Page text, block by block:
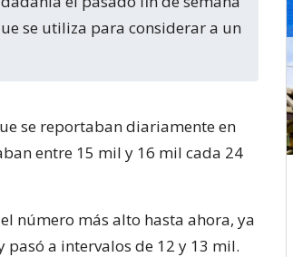
se utiliza para considerar a un
se reportaban diariamente en
entre 15 mil y 16 mil cada 24
número más alto hasta ahora, ya
a intervalos de 12 y 13 mil.